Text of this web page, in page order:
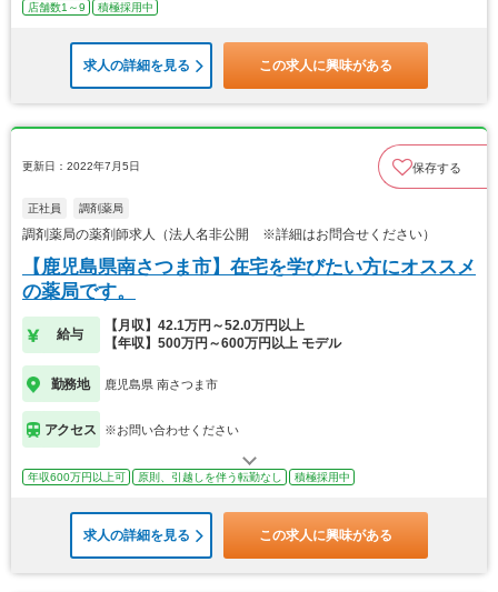
店舗数1～9
積極採用中
求人の詳細を見る この求人に興味がある
更新日：2022年7月5日 保存する
正社員 調剤薬局
調剤薬局の薬剤師求人（法人名非公開 ※詳細はお問合せください）
【鹿児島県南さつま市】在宅を学びたい方にオススメ
の薬局です。
給与
【月収】42.1万円～52.0万円以上
【年収】500万円～600万円以上 モデル
勤務地 鹿児島県 南さつま市
アクセス ※お問い合わせください
年収600万円以上可 原則、引越しを伴う転勤なし 積極採用中
求人の詳細を見る この求人に興味がある